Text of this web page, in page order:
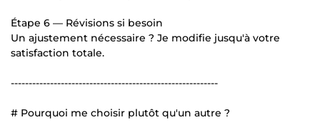
Étape 6 — Révisions si besoin
Un ajustement nécessaire ? Je modifie jusqu'à votre
satisfaction totale.
----------------------------------------------------------
# Pourquoi me choisir plutôt qu'un autre ?